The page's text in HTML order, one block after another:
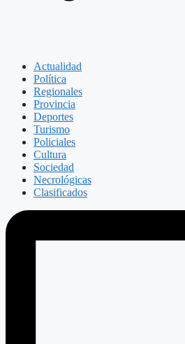
Actualidad
Política
Regionales
Provincia
Deportes
Turismo
Policiales
Cultura
Sociedad
Necrológicas
Clasificados